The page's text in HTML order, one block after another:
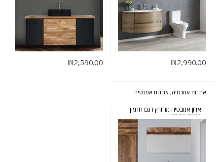
₪2,990.00
₪2,590.00
ארונות אמבטיה, ארונות אמבטיה
ארון אמבטיה מחורץ דגם חרמון
מגירת כביסה